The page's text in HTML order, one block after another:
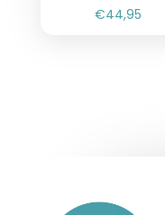
€44,95